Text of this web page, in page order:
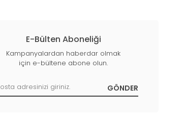
E-Bülten Aboneliği
Kampanyalardan haberdar olmak
için e-bültene abone olun.